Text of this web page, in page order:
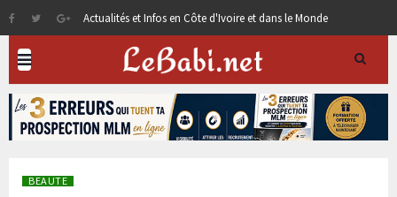
Actualités et Infos en Côte d'Ivoire et dans le Monde
BEAUTE